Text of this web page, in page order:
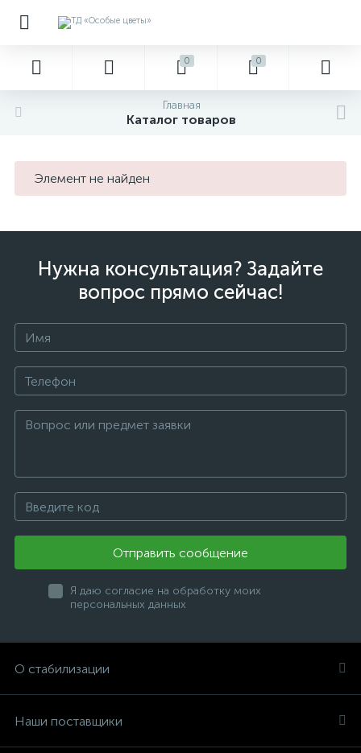
0 0
Главная
Каталог товаров
Элемент не найден
Нужна консультация? Задайте
вопрос прямо сейчас!
Отправить сообщение
Я даю согласие на обработку моих
персональных данных
О стабилизации
Наши поставщики